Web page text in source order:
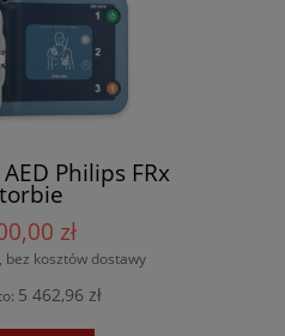
Philips FRx
zł
bez kosztów dostawy
5 462,96 zł